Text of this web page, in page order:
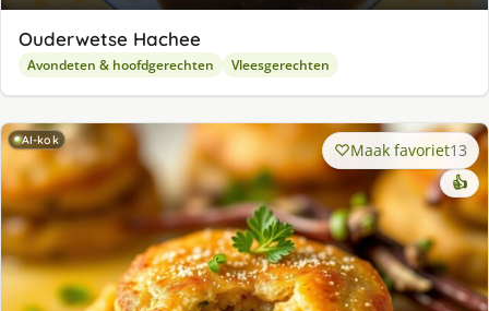
Ouderwetse Hachee
Avondeten & hoofdgerechten Vleesgerechten
AI-kok Maak favoriet13
👍